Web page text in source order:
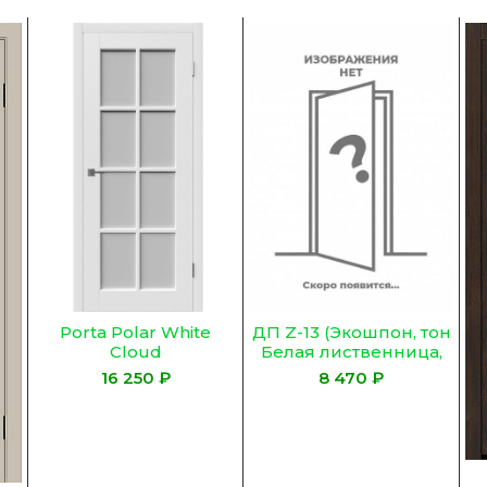
Porta Polar White
Cloud
₽
ДП Z-13 (Экошпон, тон
Белая лиственница,
Остекленное
ЛАКОБЕЛЬ ЧЕРНОЕ)
₽